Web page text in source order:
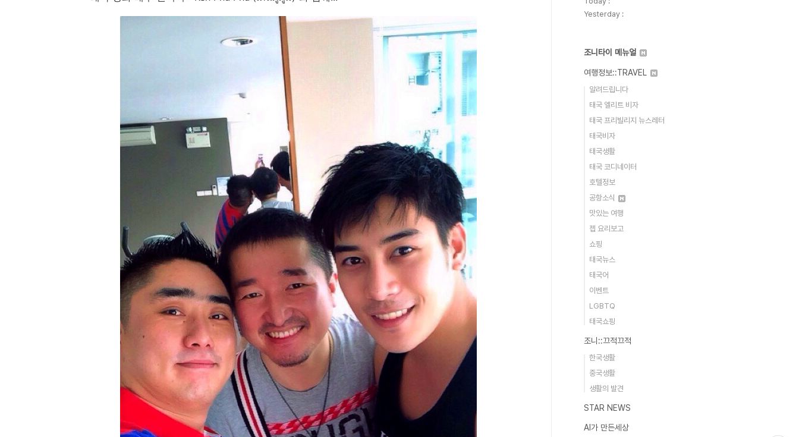
Yesterday :
조니타이 메뉴얼
여행정보::TRAVEL
알려드립니다
태국 엘리트 비자
태국 프리빌리지 뉴스레터
태국비자
태국생활
태국 코디네이터
호텔정보
공항소식
맛있는 여행
젭 요리보고
쇼핑
태국뉴스
태국어
이벤트
LGBTQ
태국쇼핑
조니::끄적끄적
한국생활
중국생활
생활의 발견
STAR NEWS
AI가 만든세상